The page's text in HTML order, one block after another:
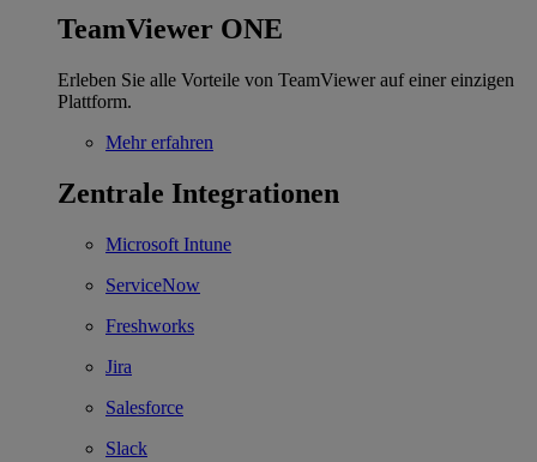
TeamViewer ONE
Erleben Sie alle Vorteile von TeamViewer auf einer einzigen
Plattform.
Mehr erfahren
Zentrale Integrationen
Microsoft Intune
ServiceNow
Freshworks
Jira
Salesforce
Slack